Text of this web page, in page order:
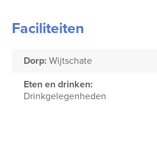
Faciliteiten
Dorp: Wijtschate
Eten en drinken:
Drinkgelegenheden